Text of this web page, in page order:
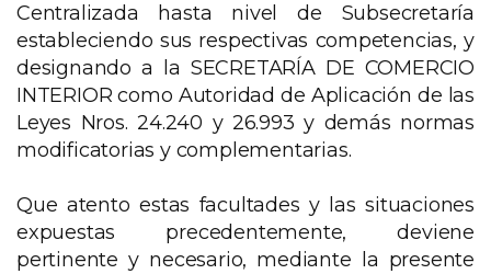
Centralizada hasta nivel de Subsecretaría
estableciendo sus respectivas competencias, y
designando a la SECRETARÍA DE COMERCIO
INTERIOR como Autoridad de Aplicación de las
Leyes Nros. 24.240 y 26.993 y demás normas
modificatorias y complementarias.
Que atento estas facultades y las situaciones
expuestas precedentemente, deviene
pertinente y necesario, mediante la presente